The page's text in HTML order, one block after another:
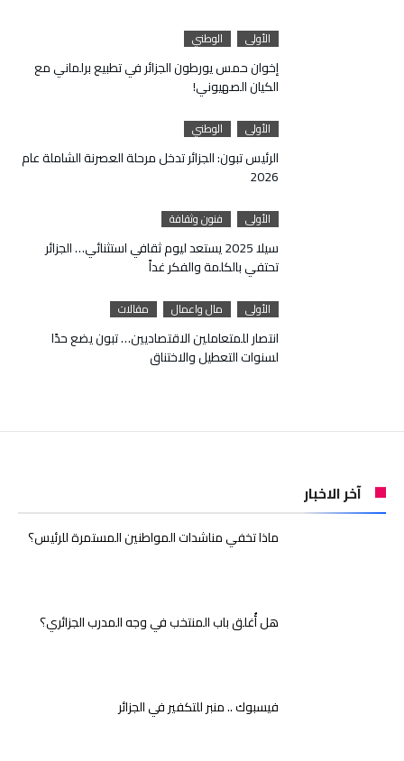
الأولى الوطني
إخوان حمس يورطون الجزائر في تطبيع برلماني مع
الكيان الصهيوني!
الأولى الوطني
الرئيس تبون: الجزائر تدخل مرحلة العصرنة الشاملة عام
2026
الأولى فنون وثقافة
سيلا 2025 يستعد ليوم ثقافي استثنائي… الجزائر
تحتفي بالكلمة والفكر غداً
الأولى مال واعمال مقالات
انتصار للمتعاملين الاقتصاديين… تبون يضع حدًا
لسنوات التعطيل والاختناق
آخر الاخبار
ماذا تخفي مناشدات المواطنين المستمرة للرئيس؟
هل أُغلق باب المنتخب في وجه المدرب الجزائري؟
فيسبوك .. منبر للتكفير في الجزائر